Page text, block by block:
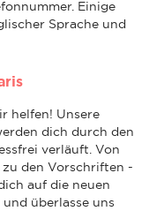
Einige
Sprache und
helfen! Unsere
dich durch den
verläuft. Von
den Vorschriften -
auf die neuen
überlasse uns